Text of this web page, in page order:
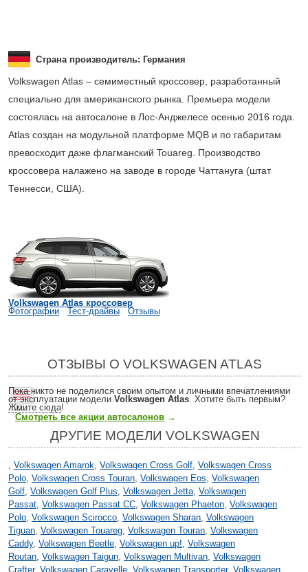
Страна производитель: Германия
Volkswagen Atlas – семиместный кроссовер, разработанный
специально для американского рынка. Премьера модели
состоялась на автосалоне в Лос-Анджелесе осенью 2016 года.
Atlas создан на модульной платформе MQB и по габаритам
превосходит даже флагманский Touareg. Производство
кроссовера налажено на заводе в городе Чаттануга (штат
Теннесси, США).
Volkswagen Atlas кроссовер
Фотографии
Тест-драйвы Отзывы
ОТЗЫВЫ О VOLKSWAGEN ATLAS
Пока никто не поделился своим опытом и личными впечатлениями
от эксплуатации модели Volkswagen Atlas. Хотите быть первым?
Жмите сюда!
Смотреть все акции автосалонов →
ДРУГИЕ МОДЕЛИ VOLKSWAGEN
, Volkswagen Amarok, Volkswagen Cross Golf, Volkswagen Cross
Polo, Volkswagen Cross Touran, Volkswagen Eos, Volkswagen
Golf, Volkswagen Golf Plus, Volkswagen Jetta, Volkswagen
Passat, Volkswagen Passat CC, Volkswagen Phaeton, Volkswagen
Polo, Volkswagen Scirocco, Volkswagen Sharan, Volkswagen
Tiguan, Volkswagen Touareg, Volkswagen Touran, Volkswagen
Caddy, Volkswagen Beetle, Volkswagen up!, Volkswagen
Routan, Volkswagen Taigun, Volkswagen Multivan, Volkswagen
Crafter, Volkswagen Caravelle, Volkswagen Transporter, Volkswagen